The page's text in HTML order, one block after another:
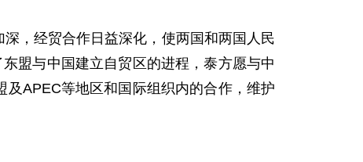
，经贸合作日益深化，使两国和两国人民
盟与中国建立自贸区的进程，泰方愿与中
APEC等地区和国际组织内的合作，维护